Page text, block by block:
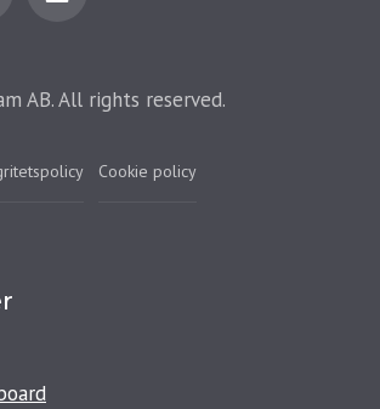
AB. All rights reserved.
Cookie policy